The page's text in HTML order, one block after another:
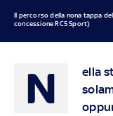
Il percorso della nona tappa
concessione RCS Sport)
N
ella